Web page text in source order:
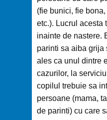
(fie bunici, fie
etc.). Lucrul acesta
inainte de nastere.
parinti sa aiba grija
ales ca unul dintre
cazurilor, la
copilul trebuie sa
persoane (mama,
de parinti) cu care